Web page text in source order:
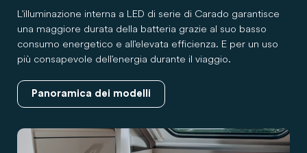
L'illuminazione interna a LED di serie di Carado garantisce
una maggiore durata della batteria grazie al suo basso
consumo energetico e all'elevata efficienza. E per un uso
più consapevole dell'energia durante il viaggio.
Panoramica dei modelli